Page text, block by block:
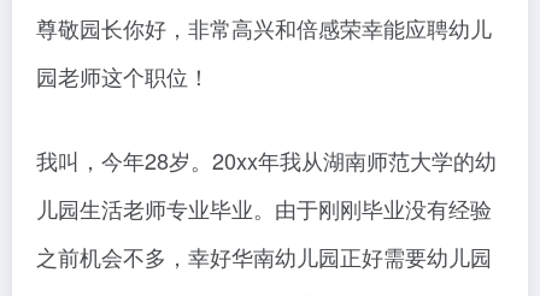
尊敬园长你好，非常高兴和倍感荣幸能应聘幼儿
园老师这个职位！
我叫，今年28岁。20xx年我从湖南师范大学的幼
儿园生活老师专业毕业。由于刚刚毕业没有经验
之前机会不多，幸好华南幼儿园正好需要幼儿园